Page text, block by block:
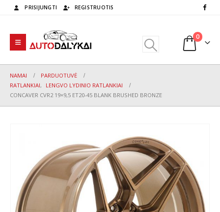
PRISIJUNGTI REGISTRUOTIS
0
NAMAI
PARDUOTUVĖ
RATLANKIAI,
LENGVO LYDINIO RATLANKIAI
CONCAVER CVR2 19×9,5 ET20-45 BLANK BRUSHED BRONZE